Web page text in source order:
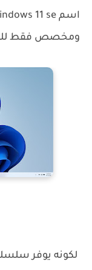
ومخصص فقط